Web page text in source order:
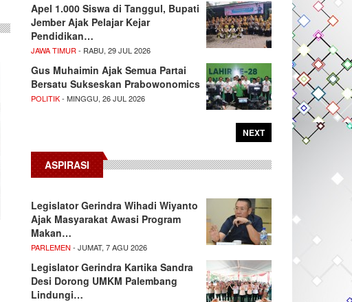
Apel 1.000 Siswa di Tanggul, Bupati
Jember Ajak Pelajar Kejar
Pendidikan…
JAWA TIMUR - RABU, 29 JUL 2026
Gus Muhaimin Ajak Semua Partai
Bersatu Sukseskan Prabowonomics
POLITIK- MINGGU, 26 JUL 2026
NEXT
ASPIRASI
Legislator Gerindra Wihadi Wiyanto
Ajak Masyarakat Awasi Program
Makan…
PARLEMEN - JUMAT, 7 AGU 2026
Legislator Gerindra Kartika Sandra
Desi Dorong UMKM Palembang
Lindungi…